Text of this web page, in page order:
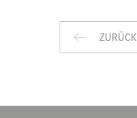
ZURÜCK